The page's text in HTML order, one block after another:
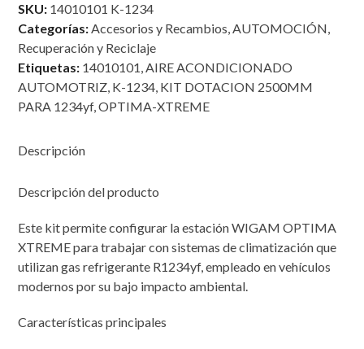
MM
PARA
1234yf
PARA
OPTIMA
XTREME
SKU: 14010101 K-1234
Categorías:Accesorios y Recambios,AUTOMOCIÓN,
Recuperación y Reciclaje
Etiquetas: 14010101,AIRE ACONDICIONADO
AUTOMOTRIZ, K-1234, KIT DOTACION 2500MM
PARA 1234yf,OPTIMA-XTREME
Descripción
Descripción del producto
Este kit permite configurar la estación WIGAM OPTIMA
XTREME para trabajar con sistemas de climatización que
utilizan gas refrigerante R1234yf, empleado en vehículos
modernos por su bajo impacto ambiental.
Características principales